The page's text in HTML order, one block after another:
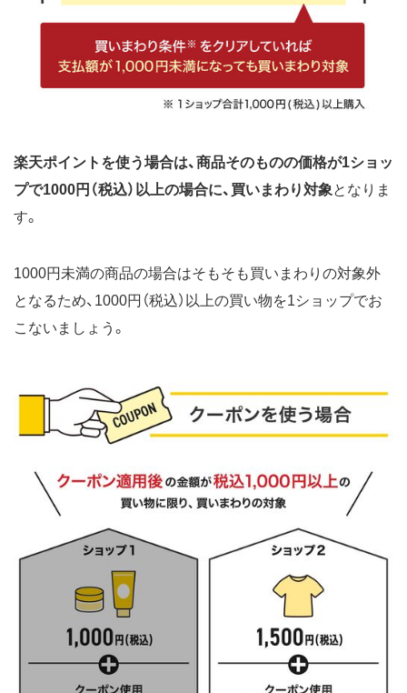
楽天ポイントを使う場合は、商品そのものの価格が1ショッ
プで1000円（税込）以上の場合に、買いまわり対象となりま
す。
1000円未満の商品の場合はそもそも買いまわりの対象外
となるため、1000円（税込）以上の買い物を1ショップでお
こないましょう。